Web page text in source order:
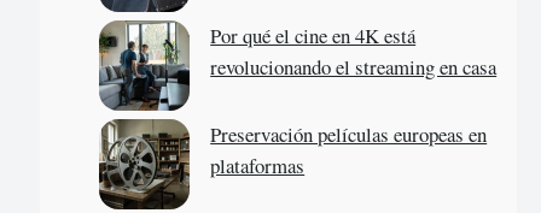
Por qué el cine en 4K está
revolucionando el streaming en casa
Preservación películas europeas en
plataformas